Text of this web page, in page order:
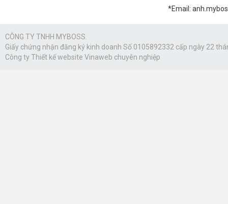
*Email:
CÔNG TY TNHH MYBOSS.
Giấy chứng nhận đăng ký kinh doanh Số 0105892332 cấp ngày 22
Công tyThiết kế website Vinaweb chuyên nghiệp